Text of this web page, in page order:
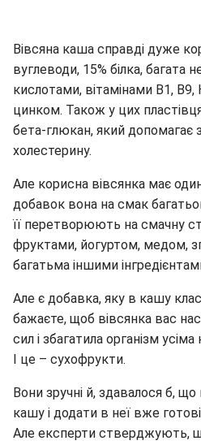
Вівсяна каша справді дуже
вуглеводи, 15% білка,
кислотами, вітамінами В1, В9,
цинком. Також у цих
бета-глюкан, який допомагає
холестерину.
Але корисна вівсянка має
добавок вона на смак
її перетворюють на смачну
фруктами, йогуртом, медом,
багатьма іншими
Але є добавка, яку в кашу
бажаєте, щоб вівсянка вас
сил і збагатила організм
І це – сухофрукти.
Вони зручні й, здавалося б,
кашу і додати в неї вже
Але експерти стверджують,